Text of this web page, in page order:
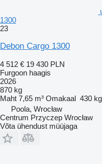
1300
23
Debon Cargo 1300
4 512 € 19 430 PLN
Furgoon haagis
2026
870 kg
Maht 7,65 m³ Omakaal 430 kg
Poola, Wrocław
Centrum Przyczep Wrocław
Võta ühendust müüjaga